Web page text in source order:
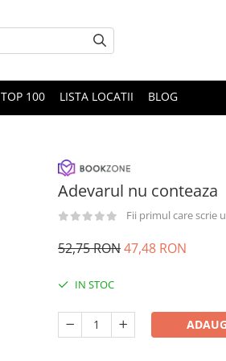
TOP 100 LISTA LOCATII BLOG
Adevarul nu conteaza
Fii primul care scrie
52,75 RON47,48 RON
IN STOC